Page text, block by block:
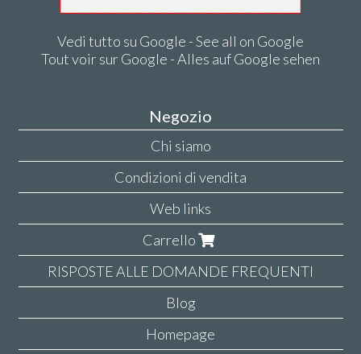
Vedi tutto su Google - See all on Google
Tout voir sur Google - Alles auf Google sehen
Negozio
Chi siamo
Condizioni di vendita
Web links
Carrello
RISPOSTE ALLE DOMANDE FREQUENTI
Blog
Homepage